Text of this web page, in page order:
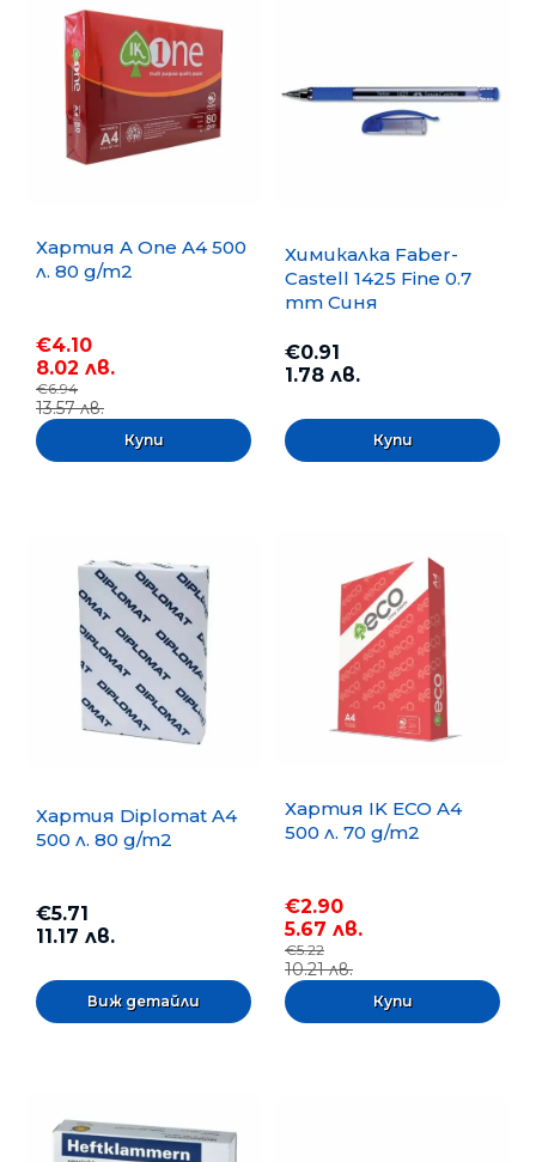
Хартия A One A4 500
л. 80 g/m2
€4.10
8.02 лв.
€6.94
13.57 лв.
Химикалка Faber-
Castell 1425 Fine 0.7
mm Синя
€0.91
1.78 лв.
Хартия Diplomat A4
500 л. 80 g/m2
€5.71
11.17 лв.
Виж детайли
Хартия IK ECO A4
500 л. 70 g/m2
€2.90
5.67 лв.
€5.22
10.21 лв.